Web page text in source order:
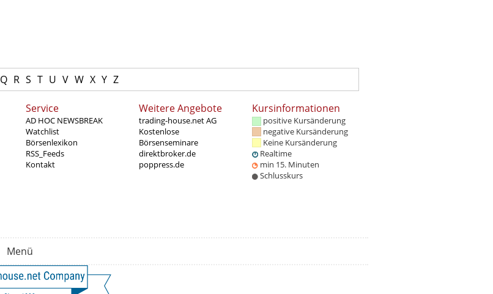
Q R S T U V W X Y Z
Service
AD HOC NEWSBREAK
Watchlist
Börsenlexikon
RSS_Feeds
Kontakt
Weitere Angebote
trading-house.net AG
Kostenlose
Börsenseminare
direktbroker.de
poppress.de
Kursinformationen
positive Kursänderung
negative Kursänderung
Keine Kursänderung
Realtime
min 15. Minuten
Schlusskurs
Menü